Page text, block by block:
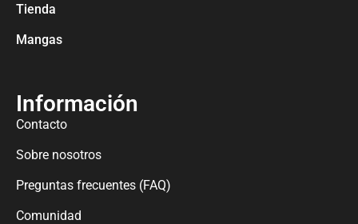
Tienda
Mangas
Información
Contacto
Sobre nosotros
Preguntas frecuentes (FAQ)
Comunidad